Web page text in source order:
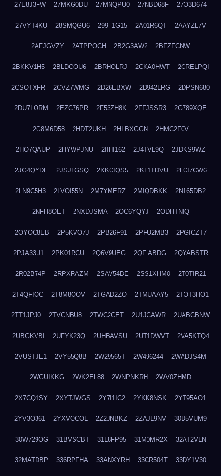
27E8J3FW 27MKG0DU 27MNQPU0 27NBD68F 27O3D674
27VYT4KU 28SMQGU6 299T1G15 2A01R6QT 2AAYZL7V
2AFJGVZY 2ATPPOCH 2B2G3AW2 2BFZFCNW
2BKKV1H5 2BLDOOU6 2BRHOLRJ 2CKA0HWT 2CRELPQI
2CSOTXFR 2CVZ7WMG 2D26EBXW 2D942LRG 2DPSN680
2DU7LORM 2EZC76PR 2F53ZH8K 2FFJSSR3 2G789XQE
2G8M6D58 2HDT2UKH 2HLBXGGN 2HMC2F0V
2HO7QAUP 2HYWPJNU 2IIHI162 2J4TVL9Q 2JDKS9WZ
2JG4QYDE 2JSJLGSQ 2KKCIQS5 2KL1TDVU 2LCI7CW6
2LN9C5H3 2LVOI55N 2M7YMERZ 2MIQDBKK 2N165DB2
2NFH8OET 2NXDJSMA 2OC6YQYJ 2ODHTNIQ
2OYOC8EB 2P5KVO7J 2PB26F91 2PFU2MB3 2PGICZT7
2PJA33U1 2PK01RCU 2Q6V9UEG 2QFIABDG 2QYABSTR
2R02B74P 2RPXRAZM 2SAV54DE 2SS1XHM0 2T0TIR21
2T4QFIOC 2T8M8OOV 2TGAD2ZO 2TMUAAY5 2TOT3HO1
2TT1JPJ0 2TVCNBU8 2TWC2CET 2U1JCAWR 2UABCBNW
2UBGKVBI 2UFYK23Q 2UHBAVSU 2UT1DWVT 2VA5KTQ4
2VUSTJE1 2VY55Q8B 2W29565T 2W496244 2WADJS4M
2WGUIKKG 2WK2EL88 2WNPNKRH 2WV0ZHMD
2X7CQ1SY 2XYTJWGS 2Y7I1IC2 2YKK8NSK 2YT95AO1
2YV3O361 2YXVOCOL 2Z2JNBKZ 2ZAJL9NV 30D5VUM9
30W729OG 31BVSCBT 31L8FP95 31M0MR2X 32AT2VLN
32MATDBP 336RPFHA 33ANXYRH 33CR504T 33DY1V30